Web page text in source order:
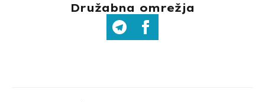
Družabna omrežja